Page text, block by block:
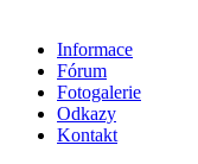
Informace
Fórum
Fotogalerie
Odkazy
Kontakt